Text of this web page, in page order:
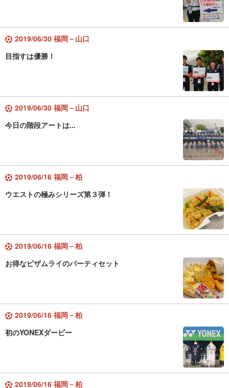
2019/06/30 福岡－山口
目指すは優勝！
2019/06/30 福岡－山口
今日の階段アートは...
2019/06/16 福岡－柏
ウエストの極みシリーズ第３弾！
2019/06/16 福岡－柏
お得なピザムライのパーティセット
2019/06/16 福岡－柏
初のYONEXダービー
2019/06/16 福岡－柏